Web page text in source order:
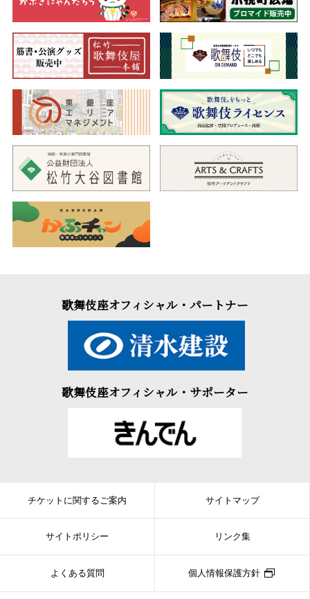
歌舞伎座オフィシャル・パートナー
歌舞伎座オフィシャル・サポーター
チケットに関するご案内 サイトマップ
サイトポリシー リンク集
よくある質問 個人情報保護方針